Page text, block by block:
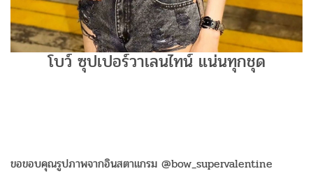
โบว์ ซุปเปอร์วาเลนไทน์ แน่นทุกชุด
ขอขอบคุณรูปภาพจากอินสตาแกรม @bow_supervalentine